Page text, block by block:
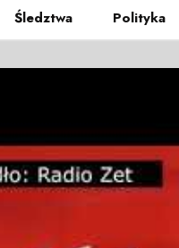
Śledztwa Polityka